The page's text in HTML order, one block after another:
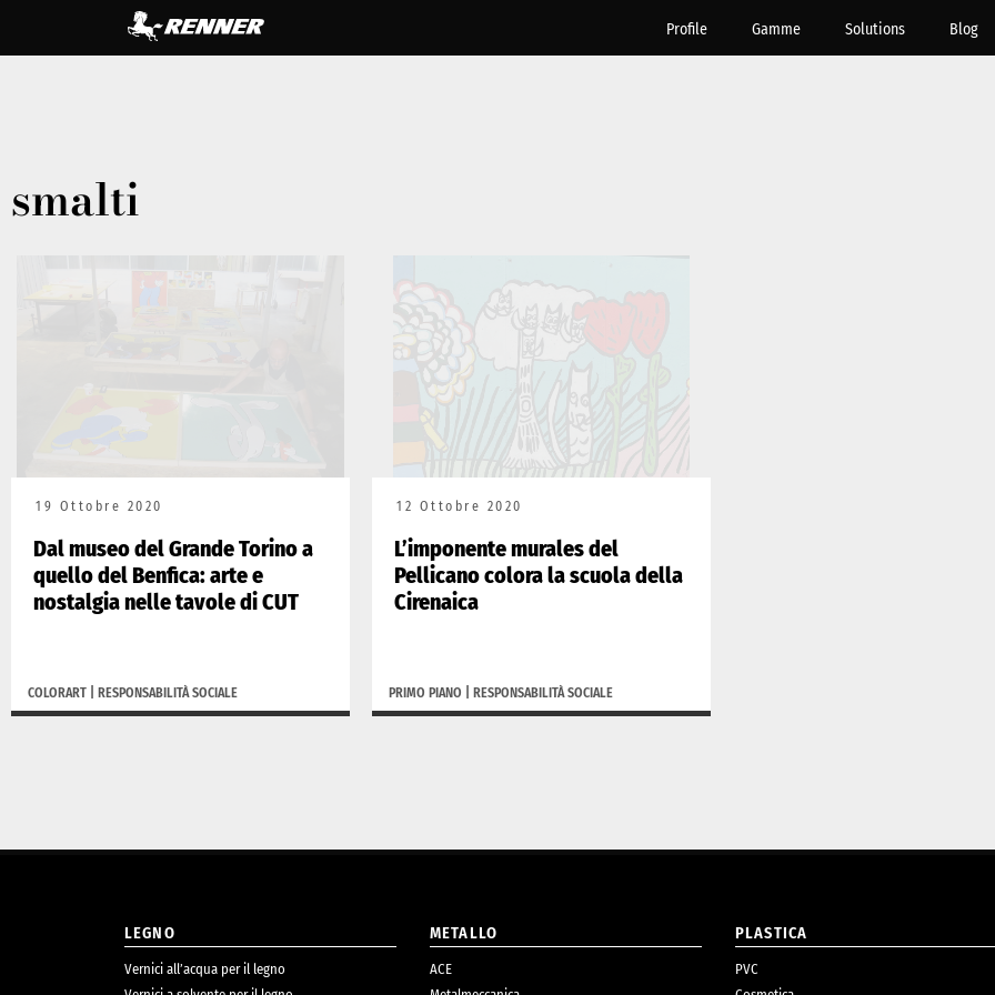
Profile Gamme Solutions Blog
smalti
19 Ottobre 2020
Dal museo del Grande Torino a
quello del Benfica: arte e
nostalgia nelle tavole di CUT
COLORART RESPONSABILITÀ SOCIALE
12 Ottobre 2020
L’imponente murales del
Pellicano colora la scuola della
Cirenaica
PRIMO PIANO RESPONSABILITÀ SOCIALE
LEGNO
Vernici all’acqua per il legno
METALLO
ACE
PLASTICA
PVC